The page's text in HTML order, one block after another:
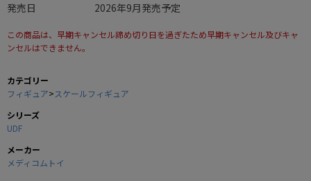
発売日
2026年9月発売予定
この商品は、早期キャンセル締め切り日を過ぎたため早期キャンセル及びキャ
ンセルはできません。
カテゴリー
フィギュア>スケールフィギュア
シリーズ
UDF
メーカー
メディコムトイ